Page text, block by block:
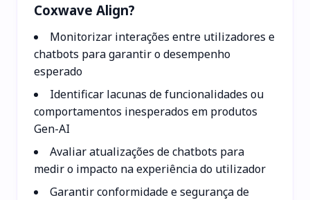
Coxwave Align?
Monitorizar interações entre utilizadores e
chatbots para garantir o desempenho
esperado
Identificar lacunas de funcionalidades ou
comportamentos inesperados em produtos
Gen-AI
Avaliar atualizações de chatbots para
medir o impacto na experiência do utilizador
Garantir conformidade e segurança de